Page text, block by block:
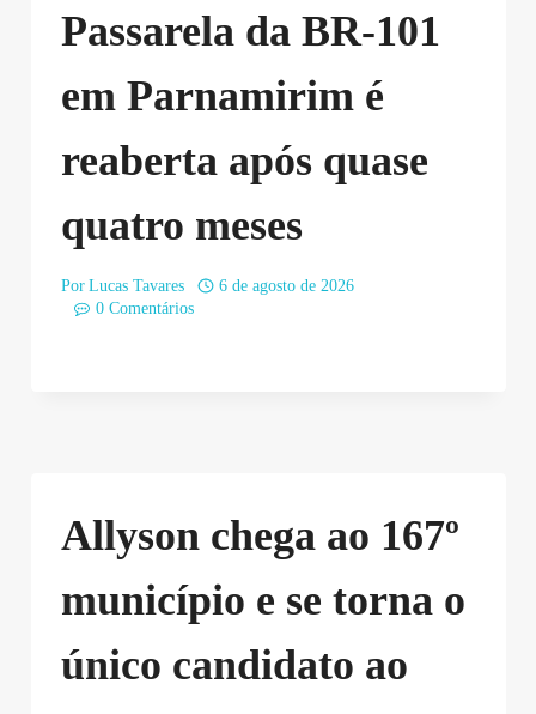
Passarela da BR-101
em Parnamirim é
reaberta após quase
quatro meses
Por Lucas Tavares
6 de agosto de 2026
0 Comentários
Allyson chega ao 167º
município e se torna o
único candidato ao